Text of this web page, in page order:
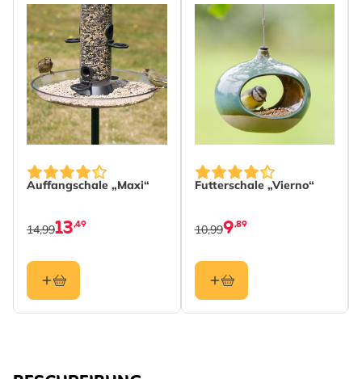
Auffangschale „Maxi“
13,49
14,99
Futterschale „Vierno“
9,89
10,99